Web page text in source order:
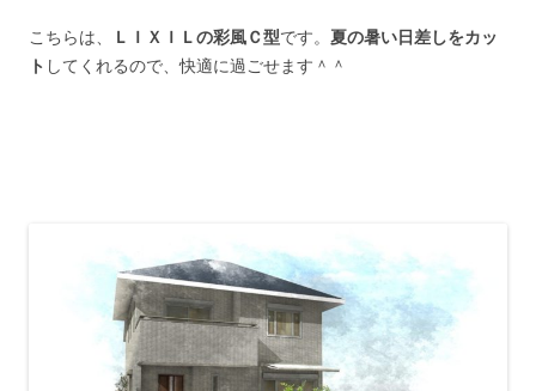
こちらは、 ＬＩＸＩＬの彩風Ｃ型です。 夏の暑い日差しをカッ
ト してくれるので、快適に過ごせます＾＾